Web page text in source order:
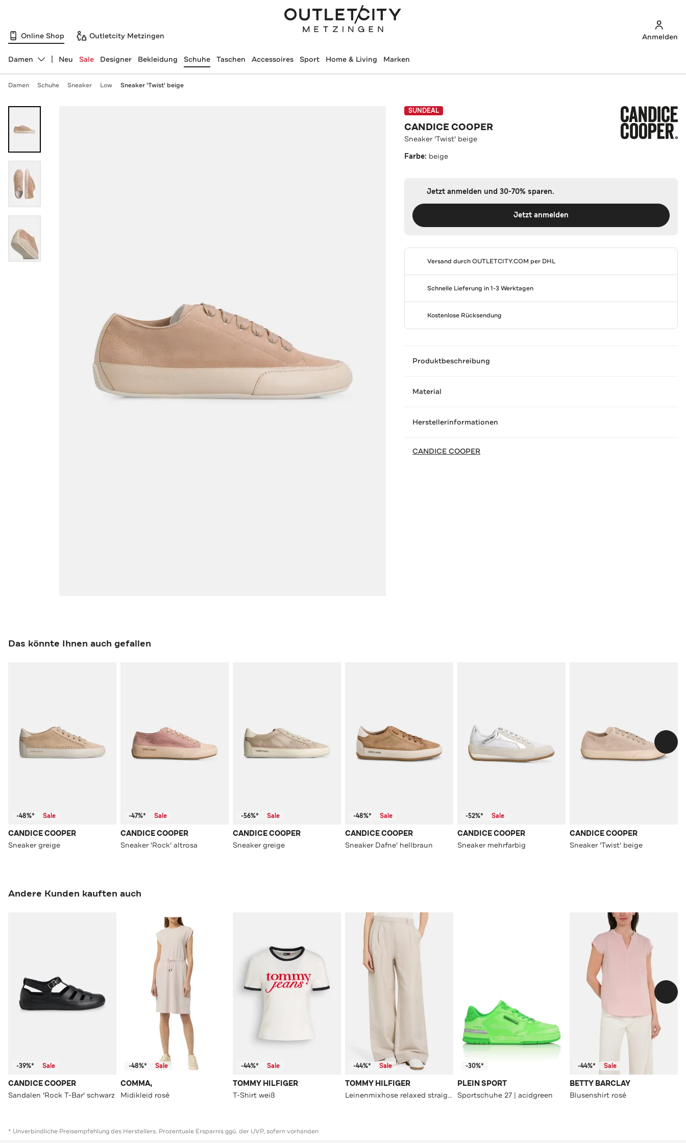
Online Shop Outletcity Metzingen Anmelden
Abteilung ändern, ausgewählt:
Damen Neu Sale Designer Bekleidung Schuhe Taschen Accessoires Sport Home & Living Marken
Damen Schuhe Sneaker Low Sneaker 'Twist' beige
SUNDEAL
CANDICE COOPER
Sneaker 'Twist' beige
Farbe: beige
Jetzt anmelden und 30-70% sparen.
Jetzt anmelden
Versand durchOUTLETCITY.COM per DHL
Schnelle Lieferung in 1-3 Werktagen
Kostenlose Rücksendung
Produktbeschreibung
Material
Herstellerinformationen
CANDICE COOPER
Das könnte Ihnen auch gefallen
-48%* Sale
CANDICE COOPER
Sneaker greige
-47%* Sale
CANDICE COOPER
Sneaker 'Rock' altrosa
-56%* Sale
CANDICE COOPER
Sneaker greige
-48%* Sale
CANDICE COOPER
Sneaker Dafne' hellbraun
-52%* Sale
CANDICE COOPER
Sneaker mehrfarbig
CANDICE COOPER
Sneaker 'Twist' beige
Andere Kunden kauften auch
-39%* Sale
CANDICE COOPER
Sandalen 'Rock T-Bar' schwarz
-48%* Sale
COMMA,
Midikleid rosé
-44%* Sale
TOMMY HILFIGER
T-Shirt weiß
-44%* Sale
TOMMY HILFIGER
Leinenmixhose relaxed straight
-30%*
PLEIN SPORT
Sportschuhe 27 | acidgreen
-44%* Sale
BETTY BARCLAY
Blusenshirt rosé
* Unverbindliche Preisempfehlung des Herstellers. Prozentuale Ersparnis ggü. der UVP, sofern vorhanden